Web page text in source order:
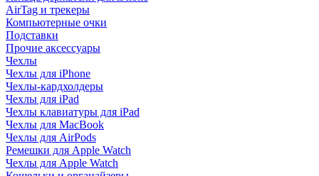
AirTag и трекеры
Компьютерные очки
Подставки
Прочие аксессуары
Чехлы
Чехлы для iPhone
Чехлы-кардхолдеры
Чехлы для iPad
Чехлы клавиатуры для iPad
Чехлы для MacBook
Чехлы для AirPods
Ремешки для Apple Watch
Чехлы для Apple Watch